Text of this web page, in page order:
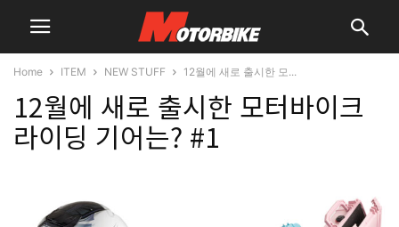
Home ITEM NEW STUFF 12월에 새로 출시한 모...
12월에 새로 출시한 모터바이크
라이딩 기어는? #1